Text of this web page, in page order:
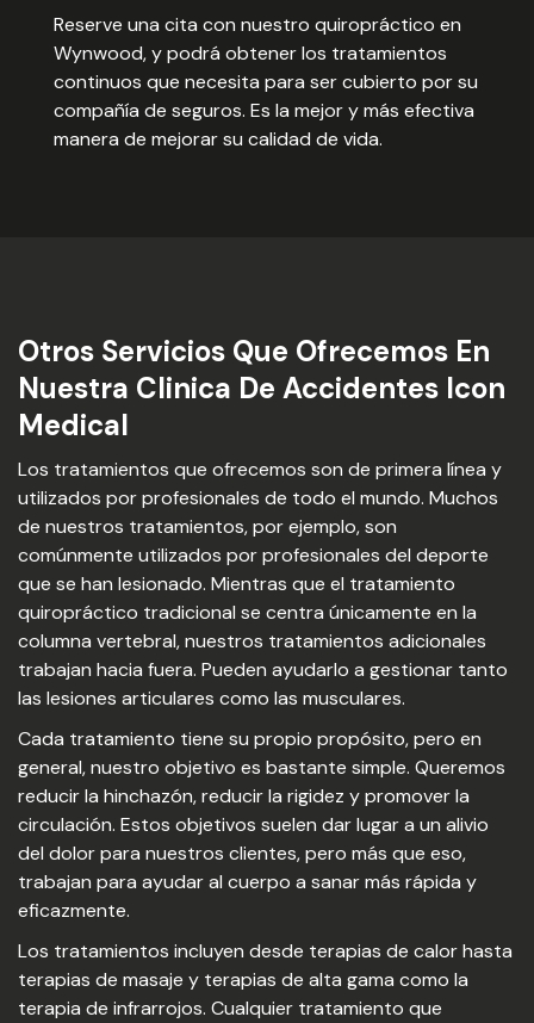
Reserve una cita con nuestro quiropráctico en
Wynwood, y podrá obtener los tratamientos
continuos que necesita para ser cubierto por su
compañía de seguros. Es la mejor y más efectiva
manera de mejorar su calidad de vida.
Otros Servicios Que Ofrecemos En
Nuestra Clinica De Accidentes Icon
Medical
Los tratamientos que ofrecemos son de primera línea y
utilizados por profesionales de todo el mundo. Muchos
de nuestros tratamientos, por ejemplo, son
comúnmente utilizados por profesionales del deporte
que se han lesionado. Mientras que el tratamiento
quiropráctico tradicional se centra únicamente en la
columna vertebral, nuestros tratamientos adicionales
trabajan hacia fuera. Pueden ayudarlo a gestionar tanto
las lesiones articulares como las musculares.
Cada tratamiento tiene su propio propósito, pero en
general, nuestro objetivo es bastante simple. Queremos
reducir la hinchazón, reducir la rigidez y promover la
circulación. Estos objetivos suelen dar lugar a un alivio
del dolor para nuestros clientes, pero más que eso,
trabajan para ayudar al cuerpo a sanar más rápida y
eficazmente.
Los tratamientos incluyen desde terapias de calor hasta
terapias de masaje y terapias de alta gama como la
terapia de infrarrojos. Cualquier tratamiento que